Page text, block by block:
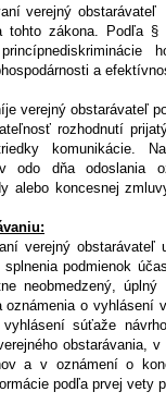
verejný
tohto zákona. Podľa
a
verejný obstarávateľ
rozhodnutí
komunikácie.
odo dňa odoslania
alebo koncesnej
verejný obstarávateľ
podmienok
neobmedzený, úplný
o vyhlásení
súťaže
obstarávania,
a v oznámení o
podľa prvej vety